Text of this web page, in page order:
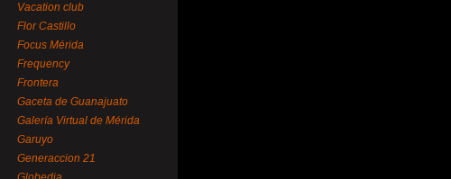
Vacation club
Flor Castillo
Focus Mérida
Frequency
Frontera
Gaceta de Guanajuato
Galería Virtual de Mérida
Garuyo
Generaccion 21